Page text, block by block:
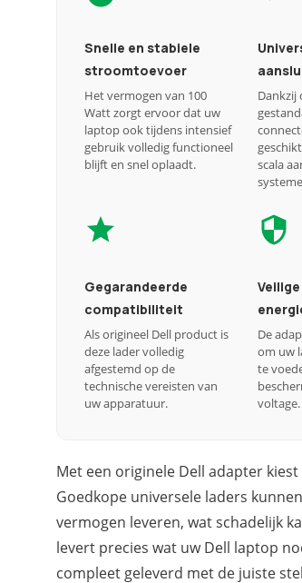
Snelle en stabiele
stroomtoevoer
Het vermogen van 100
Watt zorgt ervoor dat uw
laptop ook tijdens intensief
gebruik volledig functioneel
blijft en snel oplaadt.
Dankzij
scala
Gegarandeerde
compatibiliteit
Als origineel Dell product is
deze lader volledig
afgestemd op de
technische vereisten van
uw apparatuur.
Veilige
De
om uw
te
voltage.
Met een originele Dell adapter
Goedkope universele laders
vermogen leveren, wat schadelijk
levert precies wat uw Dell laptop
compleet geleverd met de juiste